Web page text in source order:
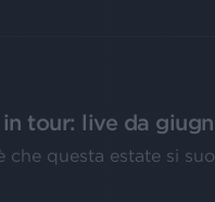
tour: live da
che questa estate si